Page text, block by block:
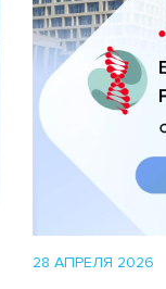
28 АПРЕЛЯ 2026